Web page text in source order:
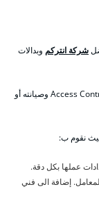
شركة انتركم وبدالات
نؤمن كوادر مختصة من مهندسين أو عمال أو فنيين لتركيب Access Control وصيانته أو
نقوم ب:
عملها بكل دقة.
إضافة الى فني